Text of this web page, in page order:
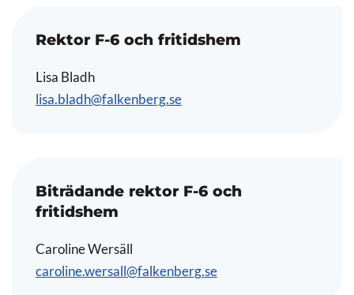
Rektor F-6 och fritidshem
Lisa Bladh
lisa.bladh@falkenberg.se
Biträdande rektor F-6 och
fritidshem
Caroline Wersäll
caroline.wersall@falkenberg.se